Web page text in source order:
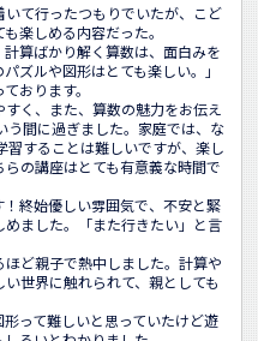
いて行ったつもりでいたが、こど
楽しめる内容だった。
計算ばかり解く算数は、面白みを
ズルや図形はとても楽しい。」
おります。
すく、また、算数の魅力をお伝え
う間に過ぎました。家庭では、な
習することは難しいですが、楽し
の講座はとても有意義な時間で
！終始優しい雰囲気で、不安と緊
ました。「また行きたい」と言
ほど親子で熱中しました。計算や
世界に触れられて、親としても
形って難しいと思っていたけど遊